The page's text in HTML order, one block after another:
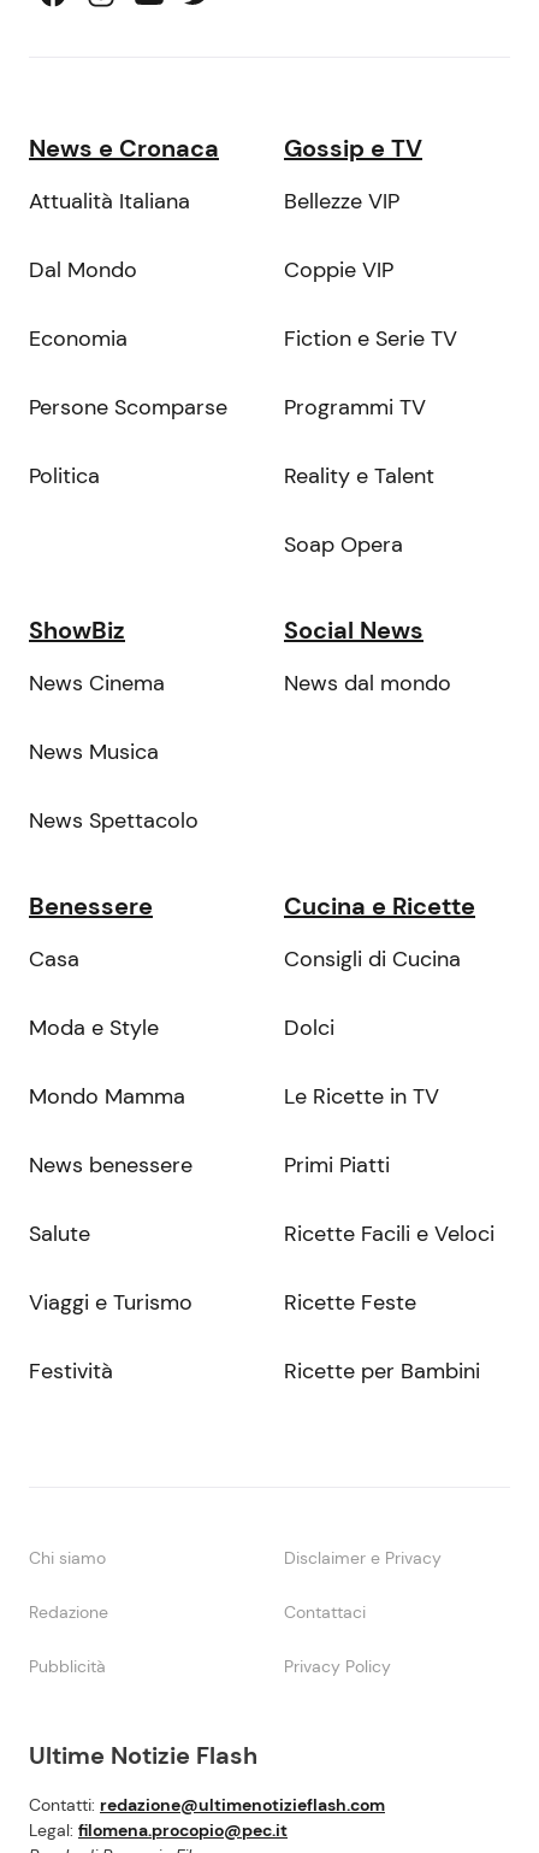
Ultime Notizie Flash
Contatti: redazione@ultimenotizieflash.com
Legal: filomena.procopio@pec.it
News e Cronaca
Attualità Italiana
Dal Mondo
Economia
Persone Scomparse
Politica
Gossip e TV
Bellezze VIP
Coppie VIP
Fiction e Serie TV
Programmi TV
Reality e Talent
Soap Opera
ShowBiz
News Cinema
News Musica
News Spettacolo
Social News
News dal mondo
Benessere
Casa
Moda e Style
Mondo Mamma
News benessere
Salute
Viaggi e Turismo
Festività
Cucina e Ricette
Consigli di Cucina
Dolci
Le Ricette in TV
Primi Piatti
Ricette Facili e Veloci
Ricette Feste
Ricette per Bambini
Chi siamo Disclaimer e Privacy
Redazione Contattaci
Pubblicità Privacy Policy